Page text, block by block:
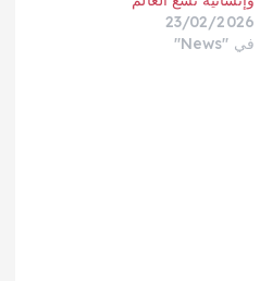
23/02/2026
في "News"